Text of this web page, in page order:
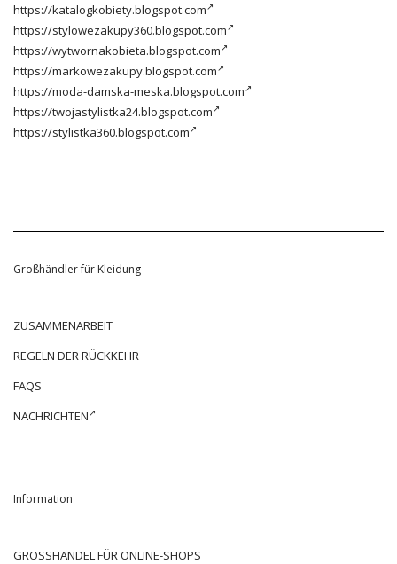
https://katalogkobiety.blogspot.com
https://stylowezakupy360.blogspot.com
https://wytwornakobieta.blogspot.com
https://markowezakupy.blogspot.com
https://moda-damska-meska.blogspot.com
https://twojastylistka24.blogspot.com
https://stylistka360.blogspot.com
Großhändler für Kleidung
ZUSAMMENARBEIT
REGELN DER RÜCKKEHR
FAQS
NACHRICHTEN
Information
GROSSHANDEL FÜR ONLINE-SHOPS